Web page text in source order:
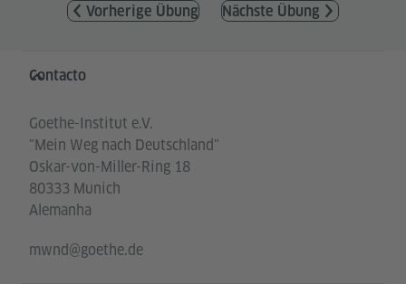
Vorherige Übung Nächste Übung
Service- und Informationsbereich
Contacto
Goethe-Institut e.V.
"Mein Weg nach Deutschland"
Oskar-von-Miller-Ring 18
80333 Munich
Alemanha
mwnd@goethe.de